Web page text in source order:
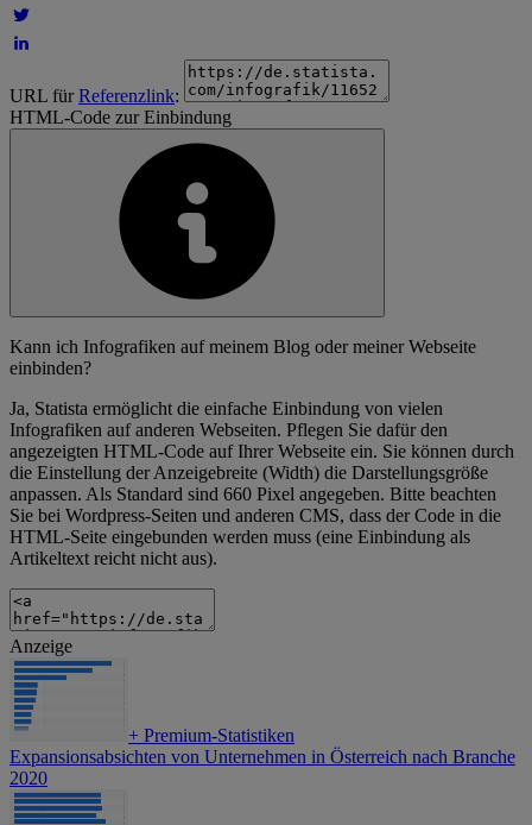
URL fürReferenzlink:
HTML-Code zur Einbindung
Kann ich Infografiken auf meinem Blog oder meiner Webseite
einbinden?
Ja, Statista ermöglicht die einfache Einbindung von vielen
Infografiken auf anderen Webseiten. Pflegen Sie dafür den
angezeigten HTML-Code auf Ihrer Webseite ein. Sie können durch
die Einstellung der Anzeigebreite (Width) die Darstellungsgröße
anpassen. Als Standard sind 660 Pixel angegeben. Bitte beachten
Sie bei Wordpress-Seiten und anderen CMS, dass der Code in die
HTML-Seite eingebunden werden muss (eine Einbindung als
Artikeltext reicht nicht aus).
Anzeige
+ Premium-Statistiken
Expansionsabsichten von Unternehmen in Österreich nach Branche
2020